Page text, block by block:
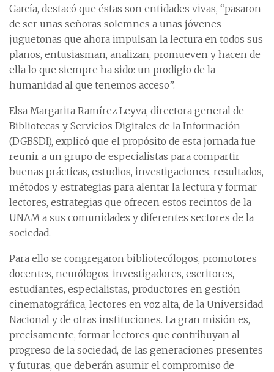
García, destacó que éstas son entidades vivas, “pasaron
de ser unas señoras solemnes a unas jóvenes
juguetonas que ahora impulsan la lectura en todos sus
planos, entusiasman, analizan, promueven y hacen de
ella lo que siempre ha sido: un prodigio de la
humanidad al que tenemos acceso”.
Elsa Margarita Ramírez Leyva, directora general de
Bibliotecas y Servicios Digitales de la Información
(DGBSDI), explicó que el propósito de esta jornada fue
reunir a un grupo de especialistas para compartir
buenas prácticas, estudios, investigaciones, resultados,
métodos y estrategias para alentar la lectura y formar
lectores, estrategias que ofrecen estos recintos de la
UNAM a sus comunidades y diferentes sectores de la
sociedad.
Para ello se congregaron bibliotecólogos, promotores
docentes, neurólogos, investigadores, escritores,
estudiantes, especialistas, productores en gestión
cinematográfica, lectores en voz alta, de la Universidad
Nacional y de otras instituciones. La gran misión es,
precisamente, formar lectores que contribuyan al
progreso de la sociedad, de las generaciones presentes
y futuras, que deberán asumir el compromiso de